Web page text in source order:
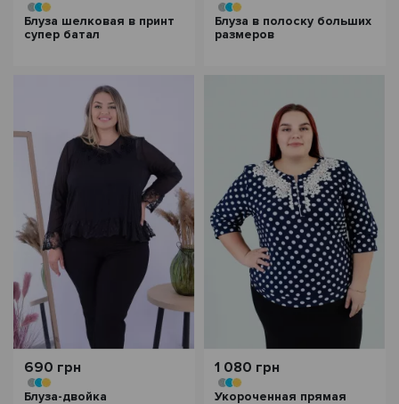
Блуза шелковая в принт
супер батал
Блуза в полоску больших
размеров
690 грн
Блуза-двойка
1 080 грн
Укороченная прямая